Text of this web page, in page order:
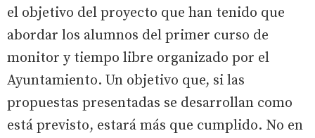
el objetivo del proyecto que han tenido que
abordar los alumnos del primer curso de
monitor y tiempo libre organizado por el
Ayuntamiento. Un objetivo que, si las
propuestas presentadas se desarrollan como
está previsto, estará más que cumplido. No en